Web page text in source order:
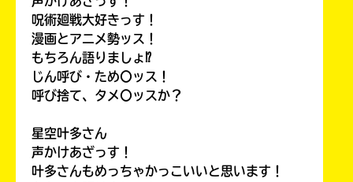
呪術廻戦大好きっす！
漫画とアニメ勢ッス！
もちろん語りましょ⁉
じん呼び・ため〇ッス！
呼び捨て、タメ〇ッスか？
星空叶多さん
声かけあざっす！
叶多さんもめっちゃかっこいいと思います！